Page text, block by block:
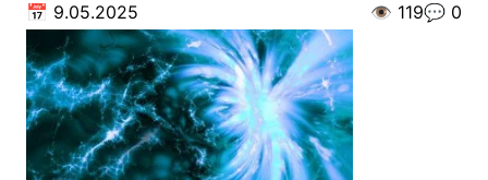
📅 9.05.2025 👁️ 119💬 0